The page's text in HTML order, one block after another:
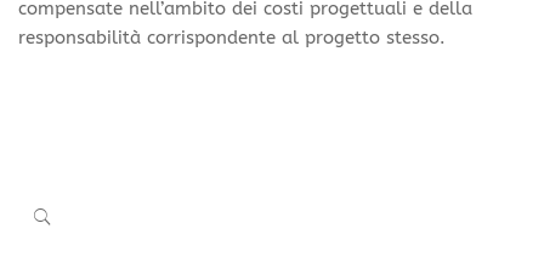
compensate nell’ambito dei costi progettuali e della
responsabilità corrispondente al progetto stesso.